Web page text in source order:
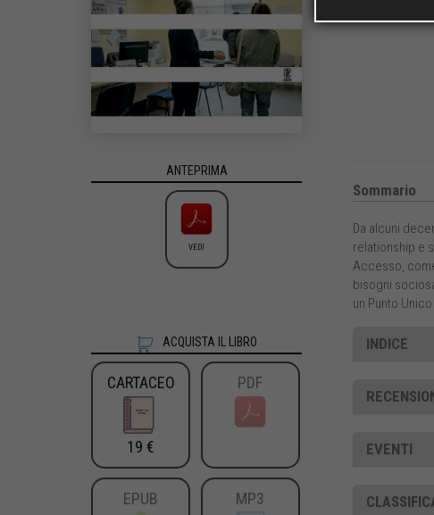
ANTEPRIMA
VEDI
ACQUISTA IL LIBRO
CARTACEO
19 €
PDF
EPUB MP3
Sommario
Da alcuni
relationship e
Accesso,
bisogni
un Punto
INDICE
EVENTI